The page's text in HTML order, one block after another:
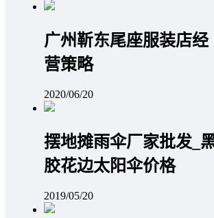
广州靳东尾座服装店经
营策略
2020/06/20
摆地摊雨伞厂家批发_
胶花边太阳伞价格
2019/05/20